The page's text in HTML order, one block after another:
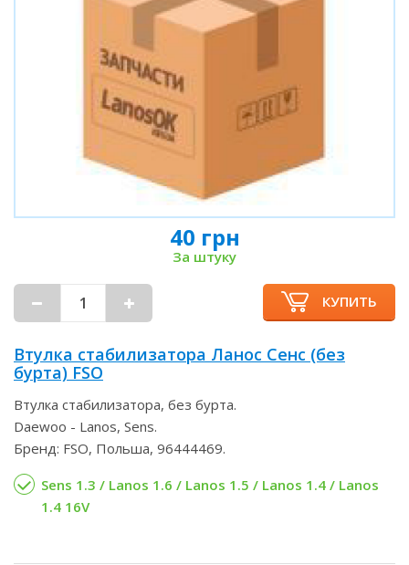
40 грн
За штуку
КУПИТЬ
Втулка стабилизатора Ланос Сенс (без
бурта) FSO
Втулка стабилизатора, без бурта.
Daewoo - Lanos, Sens.
Бренд: FSO, Польша, 96444469.
Sens 1.3 / Lanos 1.6 / Lanos 1.5 / Lanos 1.4 / Lanos
1.4 16V